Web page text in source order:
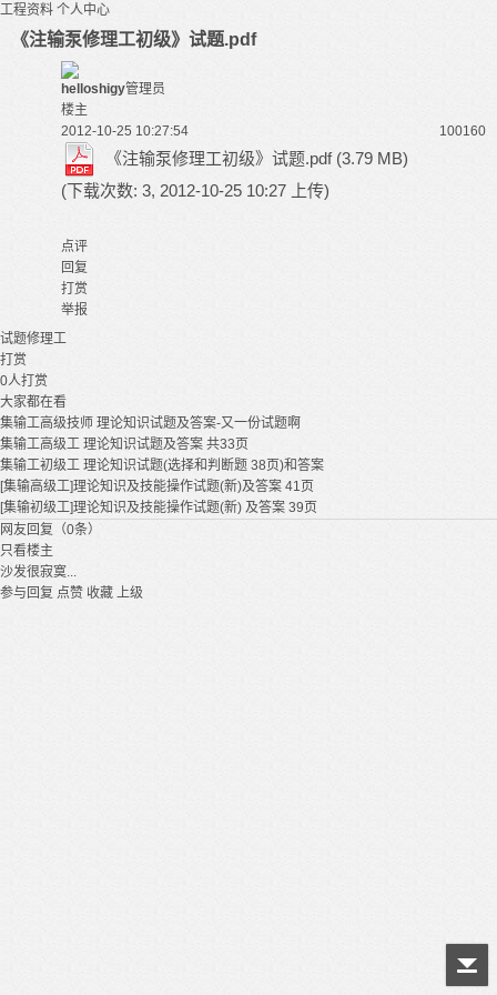
工程资料 个人中心
《注输泵修理工初级》试题.pdf
helloshigy管理员
楼主
2012-10-25 10:27:54
100160
《注输泵修理工初级》试题.pdf (3.79 MB)
(下载次数: 3, 2012-10-25 10:27 上传)
点评
回复
打赏
举报
试题修理工
打赏
0人打赏
大家都在看
集输工高级技师 理论知识试题及答案-又一份试题啊
集输工高级工 理论知识试题及答案 共33页
集输工初级工 理论知识试题(选择和判断题 38页)和答案
[集输高级工]理论知识及技能操作试题(新)及答案 41页
[集输初级工]理论知识及技能操作试题(新) 及答案 39页
网友回复（0条）
只看楼主
沙发很寂寞...
参与回复 点赞 收藏 上级